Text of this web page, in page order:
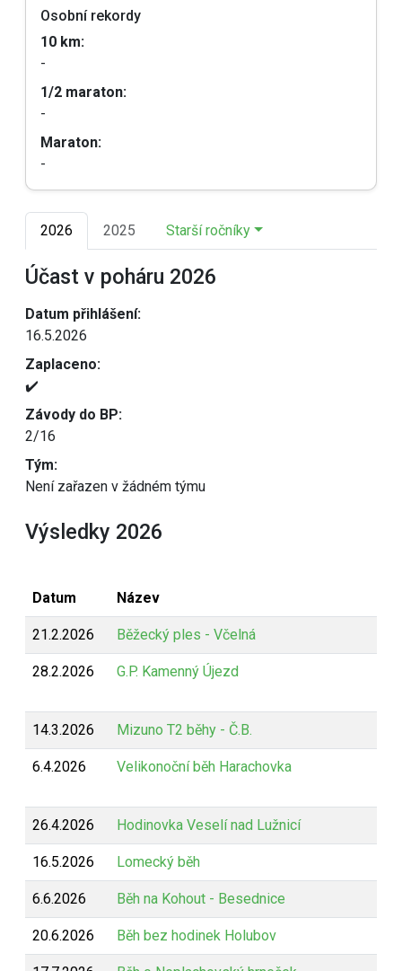
Osobní rekordy
10 km:
-
1/2 maraton:
-
Maraton:
-
2026 2025 Starší ročníky
Účast v poháru 2026
Datum přihlášení:
16.5.2026
Zaplaceno:
✔️
Závody do BP:
2/16
Tým:
Není zařazen v žádném týmu
Výsledky 2026
Datum Název
21.2.2026 Běžecký ples - Včelná
28.2.2026 G.P. Kamenný Újezd
14.3.2026 Mizuno T2 běhy - Č.B.
6.4.2026 Velikonoční běh Harachovka
26.4.2026 Hodinovka Veselí nad Lužnicí
16.5.2026 Lomecký běh
6.6.2026 Běh na Kohout - Besednice
20.6.2026 Běh bez hodinek Holubov